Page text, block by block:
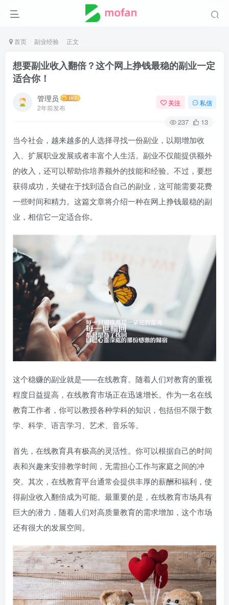
首页 副业经验 正文
想要副业收入翻倍？这个网上挣钱最稳的副业一定
适合你！
管理员
2年前发布
关注 私信
237 13
当今社会，越来越多的人选择寻找一份副业，以期增加收
入、扩展职业发展或者丰富个人生活。副业不仅能提供额外
的收入，还可以帮助你培养额外的技能和经验。不过，要想
获得成功，关键在于找到适合自己的副业，这可能需要花费
一些时间和精力。这篇文章将介绍一种在网上挣钱最稳的副
业，相信它一定适合你。
这个稳赚的副业就是——在线教育。随着人们对教育的重视
程度日益提高，在线教育市场正在迅速增长。作为一名在线
教育工作者，你可以教授各种学科的知识，包括但不限于数
学、科学、语言学习、艺术、音乐等。
首先，在线教育具有极高的灵活性。你可以根据自己的时间
表和兴趣来安排教学时间，无需担心工作与家庭之间的冲
突。其次，在线教育平台通常会提供丰厚的薪酬和福利，使
得副业收入翻倍成为可能。最重要的是，在线教育市场具有
巨大的潜力，随着人们对高质量教育的需求增加，这个市场
还有很大的发展空间。